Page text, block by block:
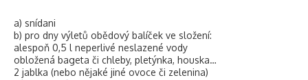
a) snídani
b) pro dny výletů obědový balíček ve složení:
alespoň 0,5 l neperlivé neslazené vody
obložená bageta či chleby, pletýnka, houska…
2 jablka (nebo nějaké jiné ovoce či zelenina)